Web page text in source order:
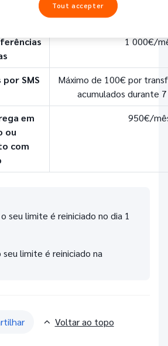
1 000€/
SMS
Máximo de 100€ por
acumulados durante
em
ou
com
950€/
seu limite é reiniciado no dia 1
seu limite é reiniciado na
Voltar ao topo
Tout accepter